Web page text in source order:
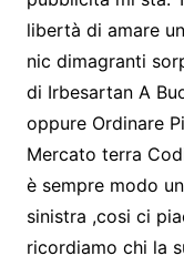
libertà di amare
nic dimagranti
di Irbesartan A
oppure Ordinare
Mercato terra
è sempre modo
sinistra ,cosi ci
ricordiamo chi la